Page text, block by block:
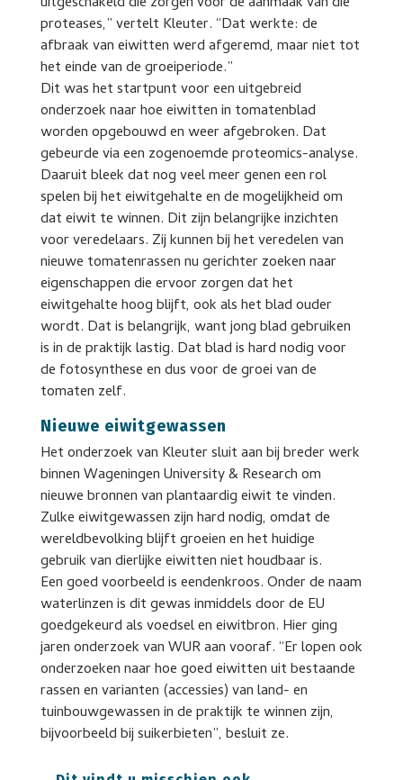
proteases,” vertelt Kleuter. “Dat werkte: de
afbraak van eiwitten werd afgeremd, maar niet tot
het einde van de groeiperiode.”
Dit was het startpunt voor een uitgebreid
onderzoek naar hoe eiwitten in tomatenblad
worden opgebouwd en weer afgebroken. Dat
gebeurde via een zogenoemde proteomics-analyse.
Daaruit bleek dat nog veel meer genen een rol
spelen bij het eiwitgehalte en de mogelijkheid om
dat eiwit te winnen. Dit zijn belangrijke inzichten
voor veredelaars. Zij kunnen bij het veredelen van
nieuwe tomatenrassen nu gerichter zoeken naar
eigenschappen die ervoor zorgen dat het
eiwitgehalte hoog blijft, ook als het blad ouder
wordt. Dat is belangrijk, want jong blad gebruiken
is in de praktijk lastig. Dat blad is hard nodig voor
de fotosynthese en dus voor de groei van de
tomaten zelf.
Nieuwe eiwitgewassen
Het onderzoek van Kleuter sluit aan bij breder werk
binnen Wageningen University & Research om
nieuwe bronnen van plantaardig eiwit te vinden.
Zulke eiwitgewassen zijn hard nodig, omdat de
wereldbevolking blijft groeien en het huidige
gebruik van dierlijke eiwitten niet houdbaar is.
Een goed voorbeeld is eendenkroos. Onder de naam
waterlinzen is dit gewas inmiddels door de EU
goedgekeurd als voedsel en eiwitbron. Hier ging
jaren onderzoek van WUR aan vooraf. “Er lopen ook
onderzoeken naar hoe goed eiwitten uit bestaande
rassen en varianten (accessies) van land- en
tuinbouwgewassen in de praktijk te winnen zijn,
bijvoorbeeld bij suikerbieten”, besluit ze.